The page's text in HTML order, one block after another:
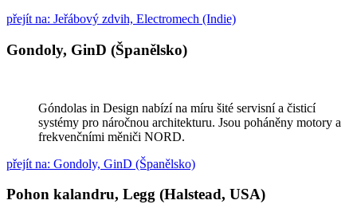
přejít na: Jeřábový zdvih, Electromech (Indie)
Gondoly, GinD (Španělsko)
Góndolas in Design nabízí na míru šité servisní a čisticí
systémy pro náročnou architekturu. Jsou poháněny motory a
frekvenčními měniči NORD.
přejít na: Gondoly, GinD (Španělsko)
Pohon kalandru, Legg (Halstead, USA)